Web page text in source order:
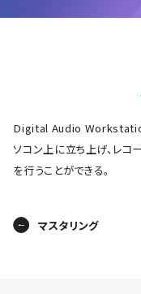
Digital Audio Workstation
ソコン上に立ち上げ、レコ
を行うことができる。
マスタリング